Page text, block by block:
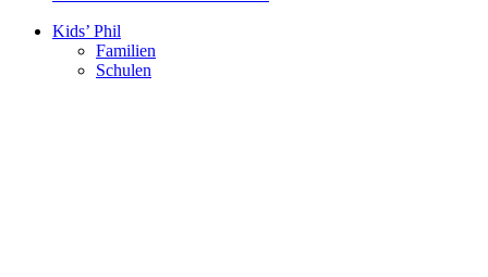
Kids’ Phil
Familien
Schulen